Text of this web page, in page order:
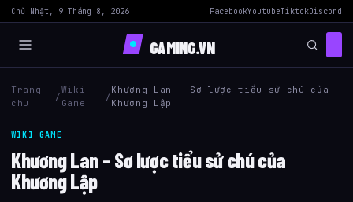
Chủ Nhật, 9 Tháng 8, 2026 FacebookYoutubeTiktokDiscord
GAMING.VN
Trang
chu
/
Wiki
Game
/
Khương Lan – Sơ lược tiểu sử chú của
Khương Lập
WIKI GAME
Khương Lan – Sơ lược tiểu sử chú của
Khương Lập